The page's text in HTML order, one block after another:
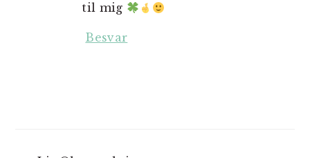
til mig
Besvar